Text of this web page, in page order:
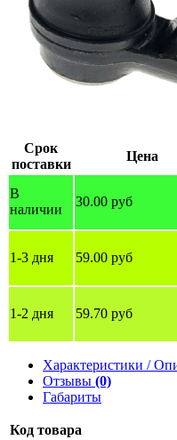
Срок
поставки
Цена
В
наличии
30.00 руб
1-3 дня 59.00 руб
1-2 дня 59.70 руб
Характеристики /
Отзывы (0)
Габариты
Код товара